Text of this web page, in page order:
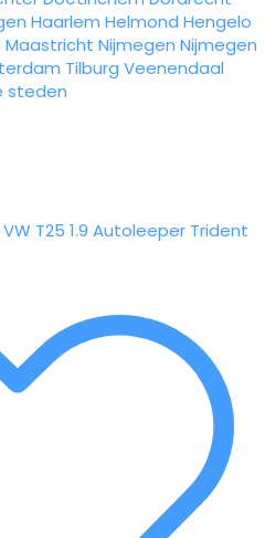
Haarlem Helmond Hengelo
Maastricht Nijmegen Nijmegen
Tilburg Veenendaal
steden
T25 1.9 Autoleeper Trident